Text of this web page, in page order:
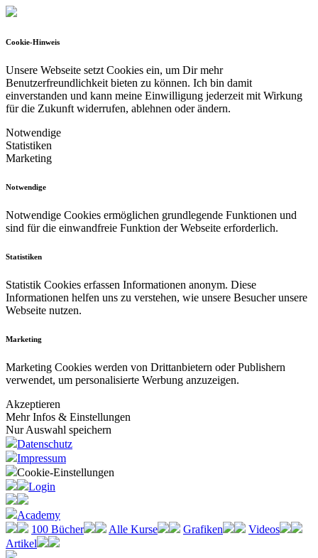
Cookie-Hinweis
Unsere Webseite setzt Cookies ein, um Dir mehr
Benutzerfreundlichkeit bieten zu können. Ich bin damit
einverstanden und kann meine Einwilligung jederzeit mit Wirkung
für die Zukunft widerrufen, ablehnen oder ändern.
Notwendige
Statistiken
Marketing
Notwendige
Notwendige Cookies ermöglichen grundlegende Funktionen und
sind für die einwandfreie Funktion der Webseite erforderlich.
Statistiken
Statistik Cookies erfassen Informationen anonym. Diese
Informationen helfen uns zu verstehen, wie unsere Besucher unsere
Webseite nutzen.
Marketing
Marketing Cookies werden von Drittanbietern oder Publishern
verwendet, um personalisierte Werbung anzuzeigen.
Akzeptieren
Mehr Infos & Einstellungen
Nur Auswahl speichern
Datenschutz
Impressum
Cookie-Einstellungen
Login
Academy
100 Bücher
Alle Kurse Grafiken
Videos
Artikel